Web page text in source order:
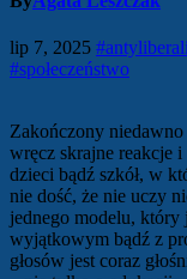
lip 7, 2025
#społeczeństwo
Zakończony
wręcz skrajne reakcje
dzieci bądź szkół, w
nie dość, że nie uczy
jednego modelu,
wyjątkowym bądź z
głosów jest coraz